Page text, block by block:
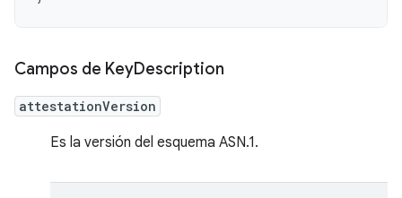
Campos de KeyDescription
attestationVersion
Es la versión del esquema ASN.1.